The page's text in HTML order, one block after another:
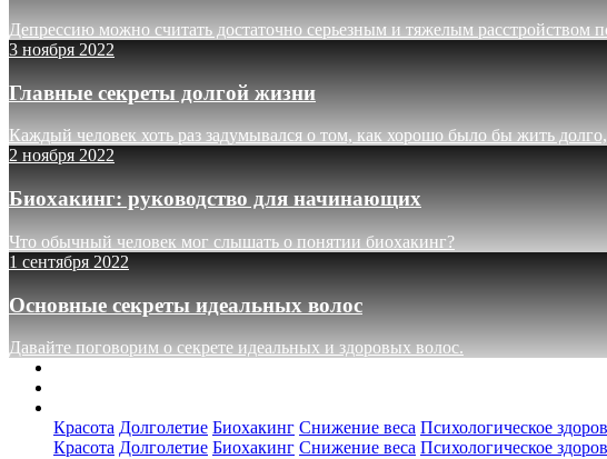
Депрессию можно считать достаточно серьезным и тяжелым расстройством
3 ноября 2022
Главные секреты долгой жизни
Каждый человек хоть раз задумывался о том, как хорошо было бы жить долго,
2 ноября 2022
Биохакинг: руководство для начинающих
Что обычный человек мог слышать о понятии биохакинг?
1 сентября 2022
Основные секреты идеальных волос
Давайте поговорим о секрете идеальных и здоровых волос.
Красота Долголетие Биохакинг Снижение веса Психологическое
Красота Долголетие Биохакинг Снижение веса Психологическое